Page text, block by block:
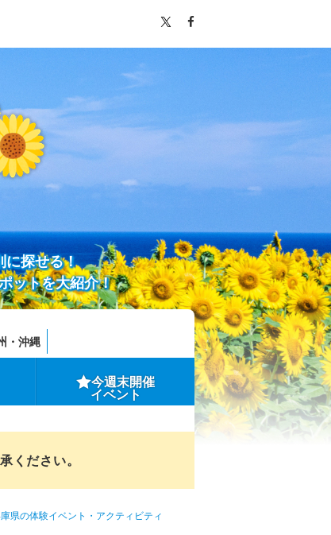
に探せる！
ットを大紹介！
・沖縄
今週末開催
イベント
ください。
県の体験イベント・アクティビティ